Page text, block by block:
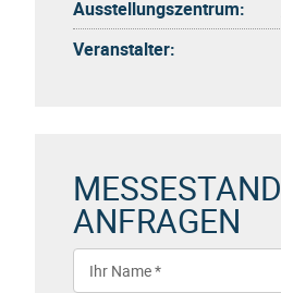
Ausstellungszentrum:
Veranstalter:
MESSESTAND
ANFRAGEN